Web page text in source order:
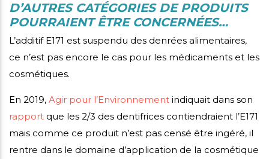
D’AUTRES CATÉGORIES DE PRODUITS
POURRAIENT ÊTRE CONCERNÉES…
L’additif E171 est suspendu des denrées alimentaires,
ce n’est pas encore le cas pour les médicaments et les
cosmétiques.
En 2019, Agir pour l’Environnement indiquait dans son
rapport que les 2/3 des dentifrices contiendraient l’E171
mais comme ce produit n’est pas censé être ingéré, il
rentre dans le domaine d’application de la cosmétique